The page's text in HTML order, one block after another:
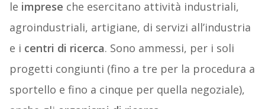
le imprese che esercitano attività industriali,
agroindustriali, artigiane, di servizi all’industria
e i centri di ricerca. Sono ammessi, per i soli
progetti congiunti (fino a tre per la procedura a
sportello e fino a cinque per quella negoziale),